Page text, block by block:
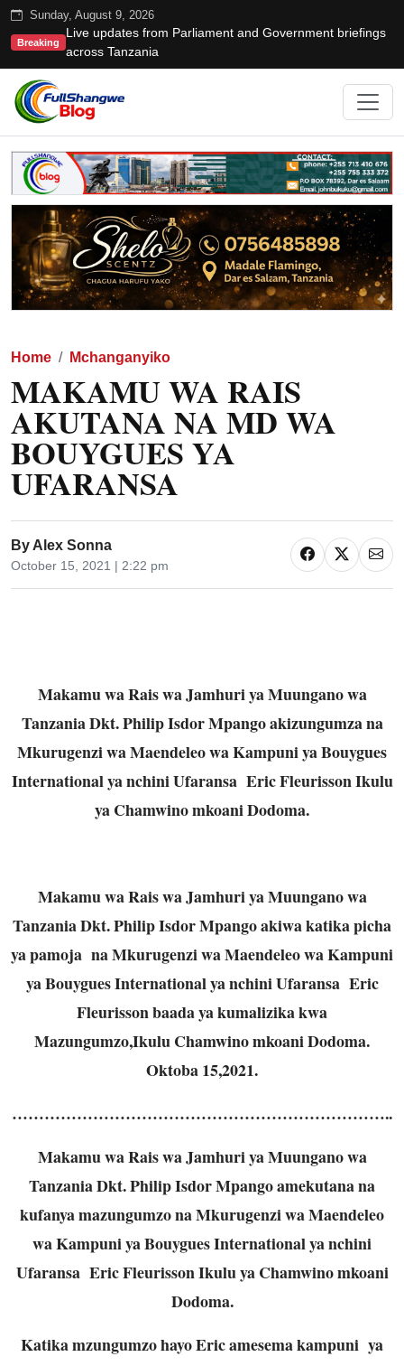
Sunday, August 9, 2026
Breaking
Live updates from Parliament and Government briefings
across Tanzania
Home Mchanganyiko
MAKAMU WA RAIS
AKUTANA NA MD WA
BOUYGUES YA
UFARANSA
By Alex Sonna
October 15, 2021 | 2:22 pm
Makamu wa Rais wa Jamhuri ya Muungano wa
Tanzania Dkt. Philip Isdor Mpango akizungumza na
Mkurugenzi wa Maendeleo wa Kampuni ya Bouygues
International ya nchini Ufaransa Eric Fleurisson Ikulu
ya Chamwino mkoani Dodoma.
Makamu wa Rais wa Jamhuri ya Muungano wa
Tanzania Dkt. Philip Isdor Mpango akiwa katika picha
ya pamoja na Mkurugenzi wa Maendeleo wa Kampuni
ya Bouygues International ya nchini Ufaransa Eric
Fleurisson baada ya kumalizika kwa
Mazungumzo,Ikulu Chamwino mkoani Dodoma.
Oktoba 15,2021.
……………………………………………………………..
Makamu wa Rais wa Jamhuri ya Muungano wa
Tanzania Dkt. Philip Isdor Mpango amekutana na
kufanya mazungumzo na Mkurugenzi wa Maendeleo
wa Kampuni ya Bouygues International ya nchini
Ufaransa Eric Fleurisson Ikulu ya Chamwino mkoani
Dodoma.
Katika mzungumzo hayo Eric amesema kampuni ya